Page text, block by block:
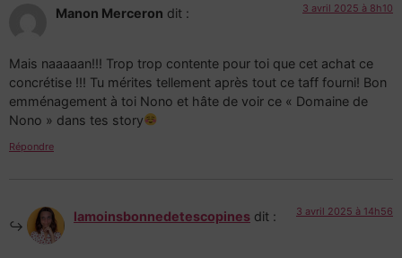
Manon Merceron dit : 3 avril 2025 à 8h10
Mais naaaaan!!! Trop trop contente pour toi que cet achat ce
concrétise !!! Tu mérites tellement après tout ce taff fourni! Bon
emménagement à toi Nono et hâte de voir ce « Domaine de
Nono » dans tes story
Répondre
lamoinsbonnedetescopines dit : 3 avril 2025 à 14h56